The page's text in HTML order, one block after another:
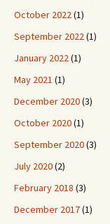
October 2022(1)
September 2022(1)
January 2022(1)
May 2021 (1)
December 2020(3)
October 2020(1)
September 2020(3)
July 2020(2)
February 2018 (3)
December 2017(1)